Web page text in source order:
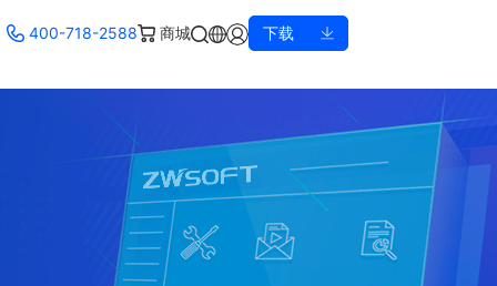
400-718-2588 商城 下载